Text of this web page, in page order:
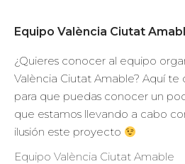
Equipo València Ciutat
¿Quieres conocer al equipo
València Ciutat Amable? Aquí te
para que puedas conocer un
que estamos llevando a cabo
ilusión este proyecto
Equipo València Ciutat Amable